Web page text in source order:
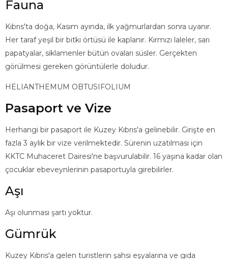
Fauna
Kıbrıs'ta doğa, Kasım ayında, ilk yağmurlardan sonra uyanır.
Her taraf yeşil bir bitki örtüsü ile kaplanır. Kırmızı laleler, sarı
papatyalar, siklamenler bütün ovaları süsler. Gerçekten
görülmesi gereken görüntülerle doludur.
HELIANTHEMUM OBTUSIFOLIUM
Pasaport ve Vize
Herhangi bir pasaport ile Kuzey Kıbrıs'a gelinebilir. Girişte en
fazla 3 aylık bir vize verilmektedir. Sürenin uzatılması için
KKTC Muhaceret Dairesi'ne başvurulabilir. 16 yaşına kadar olan
çocuklar ebeveynlerinin pasaportuyla girebilirler.
Aşı
Aşı olunması şartı yoktur.
Gümrük
Kuzey Kıbrıs'a gelen turistlerin şahsi eşyalarına ve gıda